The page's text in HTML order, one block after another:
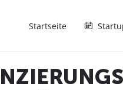
Startseite